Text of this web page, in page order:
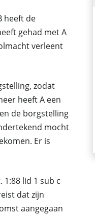
heeft de
gehad met A
verleent
zodat
heeft A een
de borgstelling
mocht
Er is
lid 1 sub c
dat zijn
aangegaan